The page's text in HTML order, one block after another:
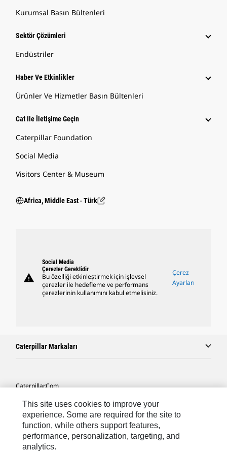
Kurumsal Basın Bültenleri
Sektör Çözümleri
Endüstriler
Haber Ve Etkinlikler
Ürünler Ve Hizmetler Basın Bültenleri
Cat Ile İletişime Geçin
Caterpillar Foundation
Social Media
Visitors Center & Museum
Africa, Middle East ‧ Türk
warning
Social Media
Çerezler Gereklidir
Bu özelliği etkinleştirmek için işlevsel
çerezler ile hedefleme ve performans
çerezlerinin kullanımını kabul etmelisiniz.
Çerez
Ayarları
Caterpillar Markaları
Caterpillar.com
Caterpillar Müşteri Hizmetleri Ve Iletişim
Site Haritası
Cookie Settings
This site uses cookies to improve your
experience. Some are required for the site to
function, while others support features,
performance, personalization, targeting, and
analytics.